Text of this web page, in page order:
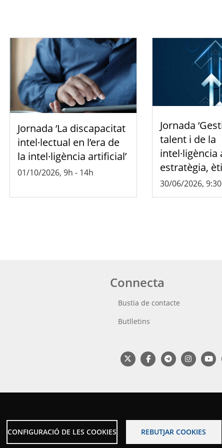
Jornada ‘La discapacitat
intel·lectual en l’era de
la intel·ligència artificial’
01/10/2026, 9h - 14h
Jornada
talent i de la
estratègia,
30/06/2026,
Connecta
Bustia de contacte
Butlletins
CONFIGURACIÓ DE LES COOKIES REBUTJAR COOKIES